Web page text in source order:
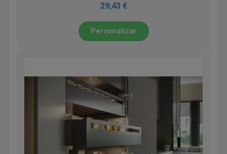
29,43 €
Personalizar